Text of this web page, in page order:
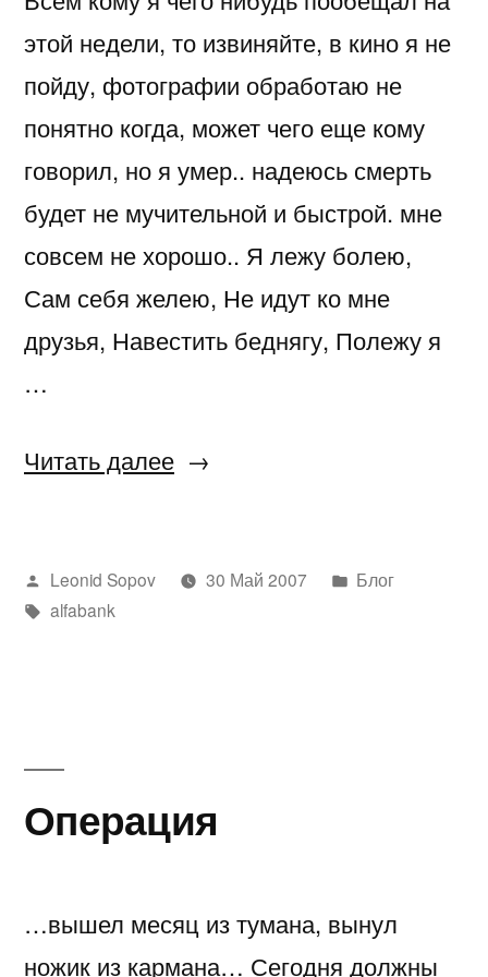
этой недели, то извиняйте, в кино я не
пойду, фотографии обработаю не
понятно когда, может чего еще кому
говорил, но я умер.. надеюсь смерть
будет не мучительной и быстрой. мне
совсем не хорошо.. Я лежу болею,
Сам себя желею, Не идут ко мне
друзья, Навестить беднягу, Полежу я
…
Читать далее«Простыл»
Написано
автором
Leonid Sopov 30 Май 2007
Написано
Блог
Метки:
alfabank
Операция
…вышел месяц из тумана, вынул
ножик из кармана… Сегодня должны